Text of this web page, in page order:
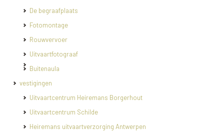
De begraafplaats
Fotomontage
Rouwvervoer
Uitvaartfotograaf
Buitenaula
vestigingen
Uitvaartcentrum Heiremans Borgerhout
Uitvaartcentrum Schilde
Heiremans uitvaartverzorging Antwerpen